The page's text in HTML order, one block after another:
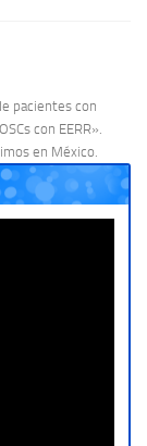
pacientes con
con EERR».
en México.